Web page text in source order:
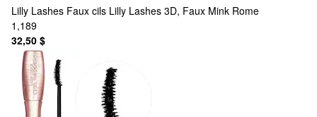
Lilly Lashes Faux cils Lilly Lashes 3D, Faux Mink Rome
1,189
32,50 $